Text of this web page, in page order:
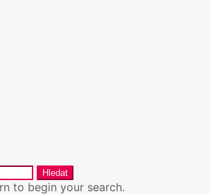
Kreativní workshopy
Hledat
to begin your search.